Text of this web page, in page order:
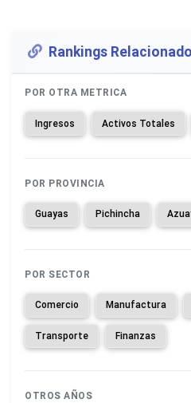
Rankings
POR OTRA METRICA
Ingresos Activos Totales
POR PROVINCIA
Guayas Pichincha
POR SECTOR
Comercio Manufactura
Transporte Finanzas
OTROS AÑOS